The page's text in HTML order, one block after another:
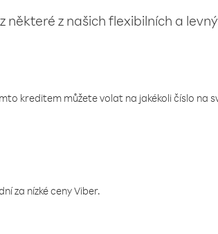
některé z našich flexibilních a
kreditem můžete volat na jakékoli číslo na
za nízké ceny Viber.